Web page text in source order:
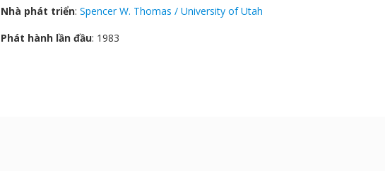
Nhà phát triển: Spencer W. Thomas / University of Utah
Phát hành lần đầu: 1983